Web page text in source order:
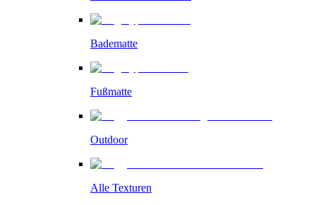
Badematte
Fußmatte
Outdoor
Alle Texturen